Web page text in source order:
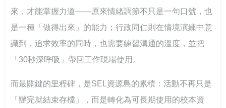
來，才能掌握力道——原來情緒調節不只是一句口號，也
是一種「做得出來」的能力；行政同仁則在情境演練中意
識到，追求效率的同時，也需要練習溝通的溫度，並把
「30秒深呼吸」帶回工作現場使用。
而最關鍵的里程碑，是SEL資源島的累積：活動不再只是
「辦完就結束存檔」，而是轉化為可長期使用的校本資